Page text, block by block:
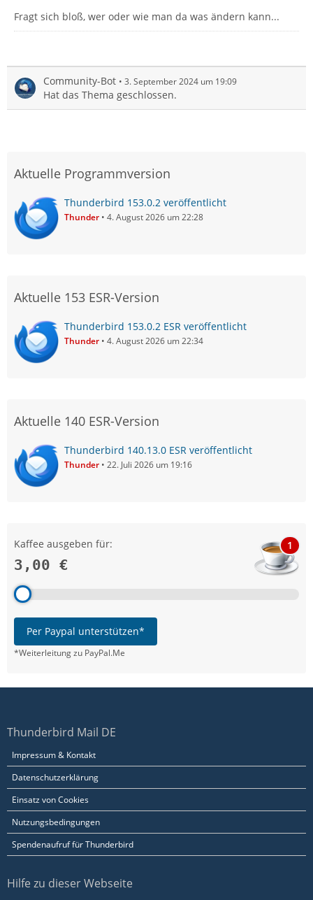
Fragt sich bloß, wer oder wie man da was ändern kann...
Community-Bot 3. September 2024 um 19:09
Hat das Thema geschlossen.
Aktuelle Programmversion
Thunderbird 153.0.2 veröffentlicht
Thunder 4. August 2026 um 22:28
Aktuelle 153 ESR-Version
Thunderbird 153.0.2 ESR veröffentlicht
Thunder 4. August 2026 um 22:34
Aktuelle 140 ESR-Version
Thunderbird 140.13.0 ESR veröffentlicht
Thunder 22. Juli 2026 um 19:16
Kaffee ausgeben für:
3,00 €
1
Per Paypal unterstützen*
*Weiterleitung zu PayPal.Me
Thunderbird Mail DE
Impressum & Kontakt
Datenschutzerklärung
Einsatz von Cookies
Nutzungsbedingungen
Spendenaufruf für Thunderbird
Hilfe zu dieser Webseite